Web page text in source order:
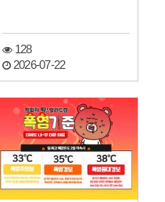
128
2026-07-22